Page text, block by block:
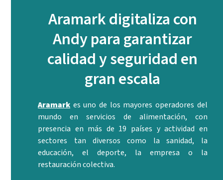
Aramark digitaliza con
Andy para garantizar
calidad y seguridad en
gran escala
Aramark es uno de los mayores operadores del
mundo en servicios de alimentación, con
presencia en más de 19 países y actividad en
sectores tan diversos como la sanidad, la
educación, el deporte, la empresa o la
restauración colectiva.